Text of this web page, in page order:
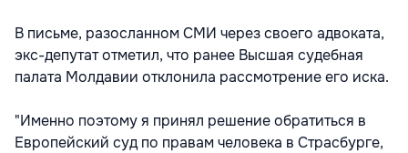
В письме, разосланном СМИ через своего адвоката,
экс-депутат отметил, что ранее Высшая судебная
палата Молдавии отклонила рассмотрение его иска.
"Именно поэтому я принял решение обратиться в
Европейский суд по правам человека в Страсбурге,